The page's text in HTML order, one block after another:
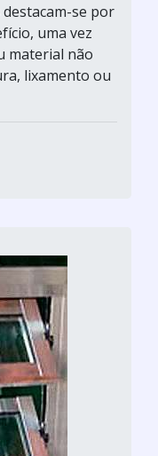
se por
uma vez
material não
lixamento ou